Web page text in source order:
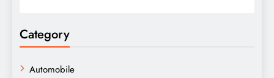
Category
Automobile